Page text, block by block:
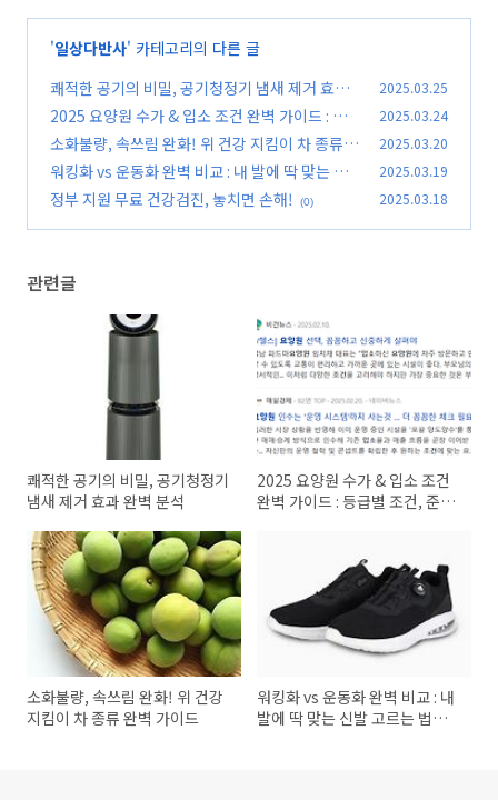
'일상다반사' 카테고리의 다른 글
쾌적한 공기의 비밀, 공기청정기 냄새 제거 효과
완벽 분석
(0)
2025.03.25
2025 요양원 수가 & 입소 조건 완벽 가이드 : 등
급별 조건, 준비물
(0)
2025.03.24
소화불량, 속쓰림 완화! 위 건강 지킴이 차 종류
완벽 가이드 (0)
2025.03.20
워킹화 vs 운동화 완벽 비교 : 내 발에 딱 맞는 신
발 고르는 법(2025 최신 가이드)
(0)
2025.03.19
정부 지원 무료 건강검진, 놓치면 손해! (0) 2025.03.18
관련글
쾌적한 공기의 비밀, 공기청정기
냄새 제거 효과 완벽 분석
2025 요양원 수가 & 입소 조건
완벽 가이드 : 등급별 조건, 준비
소화불량, 속쓰림 완화! 위 건강
지킴이 차 종류 완벽 가이드
워킹화 vs 운동화 완벽 비교 : 내
발에 딱 맞는 신발 고르는 법